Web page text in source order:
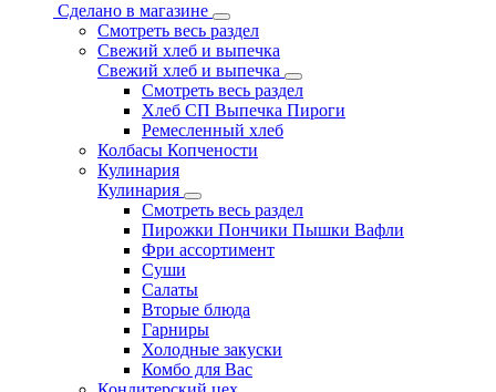
Сделано в магазине
Смотреть весь раздел
Свежий хлеб и выпечка
Свежий хлеб и выпечка
Смотреть весь раздел
Хлеб СП Выпечка Пироги
Ремесленный хлеб
Колбасы Копчености
Кулинария
Кулинария
Смотреть весь раздел
Пирожки Пончики Пышки Вафли
Фри ассортимент
Суши
Салаты
Вторые блюда
Гарниры
Холодные закуски
Комбо для Вас